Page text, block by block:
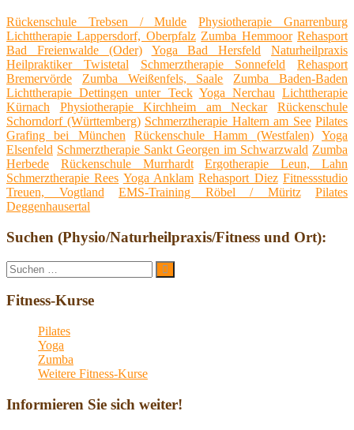
Rückenschule Trebsen / Mulde
Physiotherapie Gnarrenburg
Lichttherapie Lappersdorf, Oberpfalz Zumba Hemmoor Rehasport
Bad Freienwalde (Oder)
Yoga Bad Hersfeld
Naturheilpraxis
Heilpraktiker Twistetal
Schmerztherapie Sonnefeld
Rehasport
Bremervörde
Zumba Weißenfels, Saale
Zumba Baden-Baden
Lichttherapie Dettingen unter Teck Yoga Nerchau Lichttherapie
Kürnach
Physiotherapie Kirchheim am Neckar
Rückenschule
Schorndorf (Württemberg) Schmerztherapie Haltern am See Pilates
Grafing bei München
Rückenschule Hamm (Westfalen)
Yoga
Elsenfeld Schmerztherapie Sankt Georgen im Schwarzwald Zumba
Herbede
Rückenschule Murrhardt
Ergotherapie Leun, Lahn
Schmerztherapie Rees Yoga Anklam Rehasport Diez Fitnessstudio
Treuen, Vogtland
EMS-Training Röbel / Müritz
Pilates
Deggenhausertal
Suchen (Physio/Naturheilpraxis/Fitness und Ort):
Suche
nach:
Suchen
Fitness-Kurse
Pilates
Yoga
Zumba
Weitere Fitness-Kurse
Informieren Sie sich weiter!